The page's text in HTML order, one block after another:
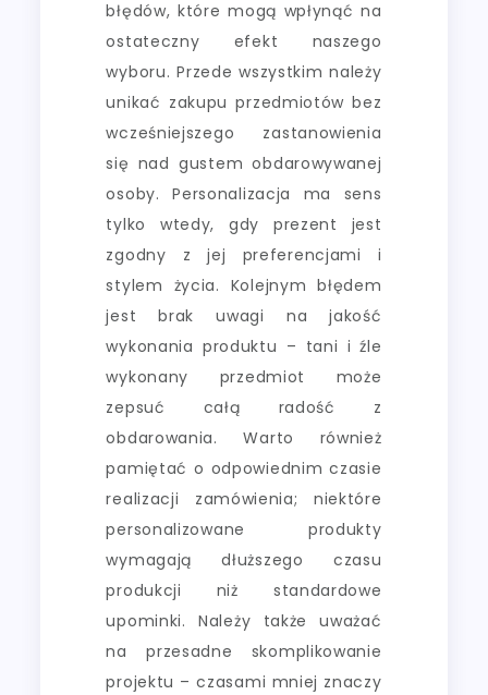
błędów, które mogą wpłynąć na
ostateczny efekt naszego
wyboru. Przede wszystkim należy
unikać zakupu przedmiotów bez
wcześniejszego zastanowienia
się nad gustem obdarowywanej
osoby. Personalizacja ma sens
tylko wtedy, gdy prezent jest
zgodny z jej preferencjami i
stylem życia. Kolejnym błędem
jest brak uwagi na jakość
wykonania produktu – tani i źle
wykonany przedmiot może
zepsuć całą radość z
obdarowania. Warto również
pamiętać o odpowiednim czasie
realizacji zamówienia; niektóre
personalizowane produkty
wymagają dłuższego czasu
produkcji niż standardowe
upominki. Należy także uważać
na przesadne skomplikowanie
projektu – czasami mniej znaczy